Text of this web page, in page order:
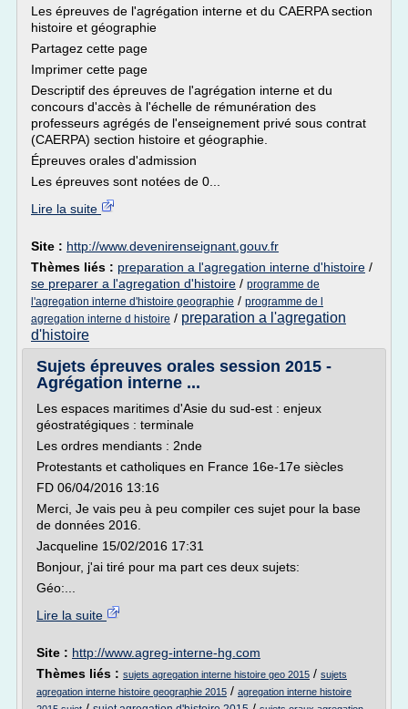
Les épreuves de l'agrégation interne et du CAERPA section
histoire et géographie
Partagez cette page
Imprimer cette page
Descriptif des épreuves de l'agrégation interne et du
concours d'accès à l'échelle de rémunération des
professeurs agrégés de l'enseignement privé sous contrat
(CAERPA) section histoire et géographie.
Épreuves orales d'admission
Les épreuves sont notées de 0...
Lire la suite
Site : http://www.devenirenseignant.gouv.fr
Thèmes liés : preparation a l'agregation interne d'histoire /
se preparer a l'agregation d'histoire / programme de
l'agregation interne d'histoire geographie / programme de l
agregation interne d histoire / preparation a l'agregation
d'histoire
Sujets épreuves orales session 2015 -
Agrégation interne ...
Les espaces maritimes d'Asie du sud-est : enjeux
géostratégiques : terminale
Les ordres mendiants : 2nde
Protestants et catholiques en France 16e-17e siècles
FD 06/04/2016 13:16
Merci, Je vais peu à peu compiler ces sujet pour la base
de données 2016.
Jacqueline 15/02/2016 17:31
Bonjour, j'ai tiré pour ma part ces deux sujets:
Géo:...
Lire la suite
Site : http://www.agreg-interne-hg.com
Thèmes liés : sujets agregation interne histoire geo 2015 / sujets
agregation interne histoire geographie 2015 / agregation interne histoire